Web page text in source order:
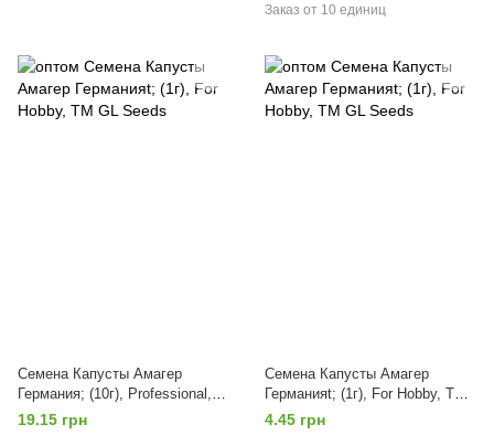
Заказ от 10 единиц
Семена Капусты Амагер
Германия; (10г), Professional,
TM GL Seeds
19.15 грн
Семена Капусты Амагер
Германияt; (1г), For Hobby, TM
GL Seeds
4.45 грн